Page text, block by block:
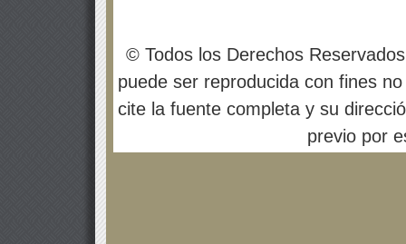
© Todos los Derechos
puede ser reproducida con fines
cite la fuente completa y su
previo por